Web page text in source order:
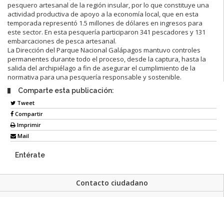
pesquero artesanal de la región insular, por lo que constituye una
actividad productiva de apoyo a la economía local, que en esta
temporada representó 1.5 millones de dólares en ingresos para
este sector. En esta pesquería participaron 341 pescadores y 131
embarcaciones de pesca artesanal.
La Dirección del Parque Nacional Galápagos mantuvo controles
permanentes durante todo el proceso, desde la captura, hasta la
salida del archipiélago a fin de asegurar el cumplimiento de la
normativa para una pesquería responsable y sostenible.
Comparte esta publicación:
Tweet
Compartir
Imprimir
Mail
Entérate
Contacto ciudadano